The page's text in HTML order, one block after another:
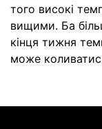
того високі
вищими. Ба
кінця тижня
може